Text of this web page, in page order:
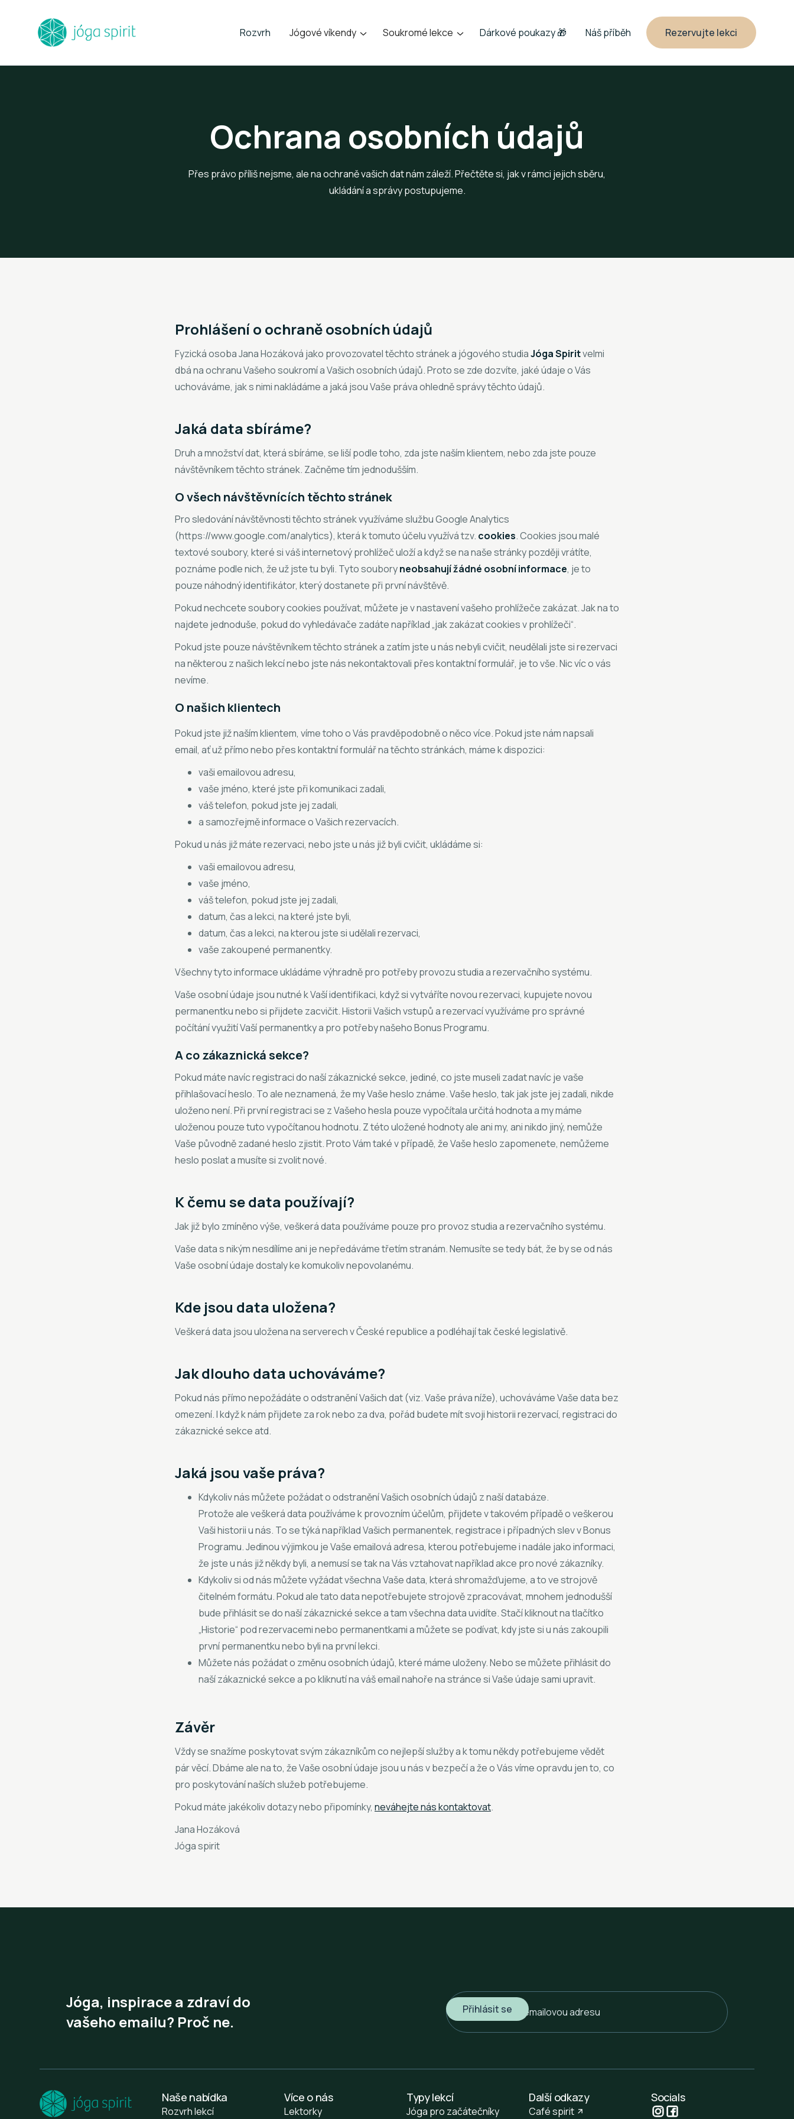
Rozvrh Jógové víkendy  Soukromé lekce  Dárkové poukazy 🎁 Náš příběh Rezervujte lekci
Ochrana osobních údajů
Přes právo příliš nejsme, ale na ochraně vašich dat nám záleží. Přečtěte si, jak v rámci jejich sběru,
ukládání a správy postupujeme.
Prohlášení o ochraně osobních údajů
Fyzická osoba Jana Hozáková jako provozovatel těchto stránek a jógového studiaJóga Spiritvelmi
dbá na ochranu Vašeho soukromí a Vašich osobních údajů. Proto se zde dozvíte, jaké údaje o Vás
uchováváme, jak s nimi nakládáme a jaká jsou Vaše práva ohledně správy těchto údajů.
Jaká data sbíráme?
Druh a množství dat, která sbíráme, se liší podle toho, zda jste naším klientem, nebo zda jste pouze
návštěvníkem těchto stránek. Začněme tím jednodušším.
O všech návštěvnících těchto stránek
Pro sledování návštěvnosti těchto stránek využíváme službu Google Analytics
(https://www.google.com/analytics), která k tomuto účelu využívá tzv. cookies. Cookies jsou malé
textové soubory, které si váš internetový prohlížeč uloží a když se na naše stránky později vrátíte,
poznáme podle nich, že už jste tu byli. Tyto souboryneobsahují žádné osobní informace, je to
pouze náhodný identifikátor, který dostanete při první návštěvě.
Pokud nechcete soubory cookies používat, můžete je v nastavení vašeho prohlížeče zakázat. Jak na to
najdete jednoduše, pokud do vyhledávače zadáte například „jak zakázat cookies v prohlížeči“.
Pokud jste pouze návštěvníkem těchto stránek a zatím jste u nás nebyli cvičit, neudělali jste si rezervaci
na některou z našich lekcí nebo jste nás nekontaktovali přes kontaktní formulář, je to vše. Nic víc o vás
nevíme.
O našich klientech
Pokud jste již naším klientem, víme toho o Vás pravděpodobně o něco více. Pokud jste nám napsali
email, ať už přímo nebo přes kontaktní formulář na těchto stránkách, máme k dispozici:
vaši emailovou adresu,
vaše jméno, které jste při komunikaci zadali,
váš telefon, pokud jste jej zadali,
a samozřejmě informace o Vašich rezervacích.
Pokud u nás již máte rezervaci, nebo jste u nás již byli cvičit, ukládáme si:
vaši emailovou adresu,
vaše jméno,
váš telefon, pokud jste jej zadali,
datum, čas a lekci, na které jste byli,
datum, čas a lekci, na kterou jste si udělali rezervaci,
vaše zakoupené permanentky.
Všechny tyto informace ukládáme výhradně pro potřeby provozu studia a rezervačního systému.
Vaše osobní údaje jsou nutné k Vaší identifikaci, když si vytváříte novou rezervaci, kupujete novou
permanentku nebo si přijdete zacvičit. Historii Vašich vstupů a rezervací využíváme pro správné
počítání využití Vaší permanentky a pro potřeby našeho Bonus Programu.
A co zákaznická sekce?
Pokud máte navíc registraci do naší zákaznické sekce, jediné, co jste museli zadat navíc je vaše
přihlašovací heslo. To ale neznamená, že my Vaše heslo známe. Vaše heslo, tak jak jste jej zadali, nikde
uloženo není. Při první registraci se z Vašeho hesla pouze vypočítala určitá hodnota a my máme
uloženou pouze tuto vypočítanou hodnotu. Z této uložené hodnoty ale ani my, ani nikdo jiný, nemůže
Vaše původně zadané heslo zjistit. Proto Vám také v případě, že Vaše heslo zapomenete, nemůžeme
heslo poslat a musíte si zvolit nové.
K čemu se data používají?
Jak již bylo zmíněno výše, veškerá data používáme pouze pro provoz studia a rezervačního systému.
Vaše data s nikým nesdílíme ani je nepředáváme třetím stranám. Nemusíte se tedy bát, že by se od nás
Vaše osobní údaje dostaly ke komukoliv nepovolanému.
Kde jsou data uložena?
Veškerá data jsou uložena na serverech v České republice a podléhají tak české legislativě.
Jak dlouho data uchováváme?
Pokud nás přímo nepožádáte o odstranění Vašich dat (viz. Vaše práva níže), uchováváme Vaše data bez
omezení. I když k nám přijdete za rok nebo za dva, pořád budete mít svoji historii rezervací, registraci do
zákaznické sekce atd.
Jaká jsou vaše práva?
Kdykoliv nás můžete požádat o odstranění Vašich osobních údajů z naší databáze.
Protože ale veškerá data používáme k provozním účelům, přijdete v takovém případě o veškerou
Vaši historii u nás. To se týká například Vašich permanentek, registrace i případných slev v Bonus
Programu. Jedinou výjimkou je Vaše emailová adresa, kterou potřebujeme i nadále jako informaci,
že jste u nás již někdy byli, a nemusí se tak na Vás vztahovat například akce pro nové zákazníky.
Kdykoliv si od nás můžete vyžádat všechna Vaše data, která shromažďujeme, a to ve strojově
čitelném formátu. Pokud ale tato data nepotřebujete strojově zpracovávat, mnohem jednodušší
bude přihlásit se do naší zákaznické sekce a tam všechna data uvidíte. Stačí kliknout na tlačítko
„Historie“ pod rezervacemi nebo permanentkami a můžete se podívat, kdy jste si u nás zakoupili
první permanentku nebo byli na první lekci.
Můžete nás požádat o změnu osobních údajů, které máme uloženy. Nebo se můžete přihlásit do
naší zákaznické sekce a po kliknutí na váš email nahoře na stránce si Vaše údaje sami upravit.
Závěr
Vždy se snažíme poskytovat svým zákazníkům co nejlepší služby a k tomu někdy potřebujeme vědět
pár věcí. Dbáme ale na to, že Vaše osobní údaje jsou u nás v bezpečí a že o Vás víme opravdu jen to, co
pro poskytování naších služeb potřebujeme.
Pokud máte jakékoliv dotazy nebo připomínky, neváhejte nás kontaktovat.
Jana Hozáková
Jóga spirit
Jóga, inspirace a zdraví do
vašeho emailu? Proč ne.
Naše nabídka
Rozvrh lekcí
Více o nás
Lektorky
Typy lekcí
Jóga pro začátečníky
Další odkazy
Café spirit
Socials